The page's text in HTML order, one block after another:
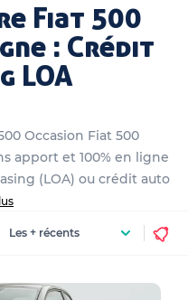
Fiat 500
: Crédit
LOA
Occasion Fiat 500
apport et 100% en ligne
(LOA) ou crédit auto